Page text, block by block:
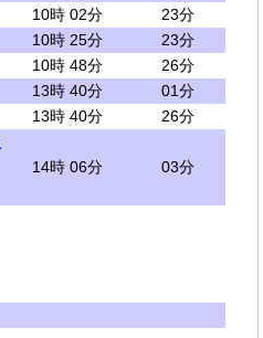
10時 02分
23分
10時 25分
23分
10時 48分
26分
13時 40分
01分
13時 40分
26分
14時 06分 03分